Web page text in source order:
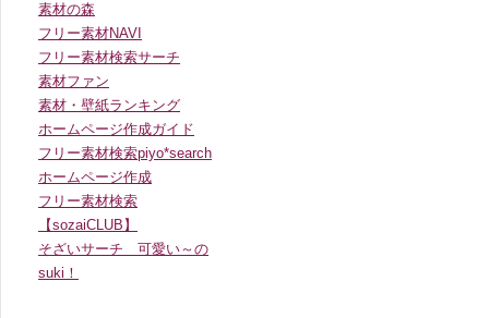
素材の森
フリー素材NAVI
フリー素材検索サーチ
素材ファン
素材・壁紙ランキング
ホームページ作成ガイド
フリー素材検索piyo*search
ホームページ作成
フリー素材検索
【sozaiCLUB】
そざいサーチ 可愛い～の
suki！